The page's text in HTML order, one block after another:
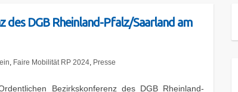
des DGB Rheinland-Pfalz/Saarland am
, Faire Mobilität RP 2024, Presse
Bezirkskonferenz des DGB Rheinland-